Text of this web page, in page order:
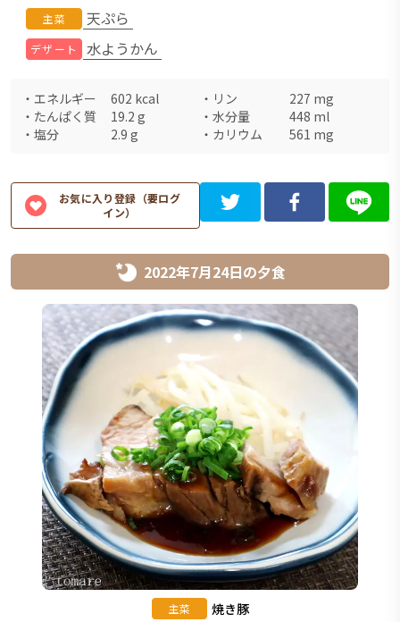
主菜 天ぷら
デザート 水ようかん
・ エネルギー 602 kcal ・ リン 227 mg
・ たんぱく質 19.2 g ・ 水分量 448 ml
・ 塩分 2.9 g ・ カリウム 561 mg
お気に入り登録（要ログ
イン）
2022年7月24日の夕食
主菜 焼き豚